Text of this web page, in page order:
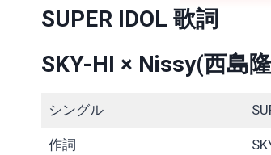
SUPER IDOL 歌詞
SKY-HI × Nissy(⻄島
シングル
作詞